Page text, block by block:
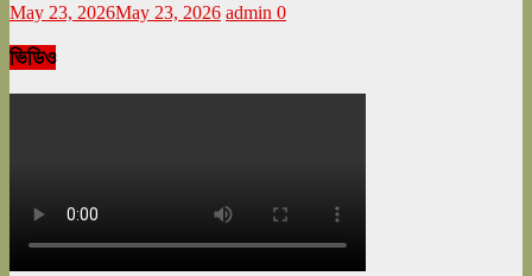
May 23, 2026May 23, 2026 admin 0
ভিডিও